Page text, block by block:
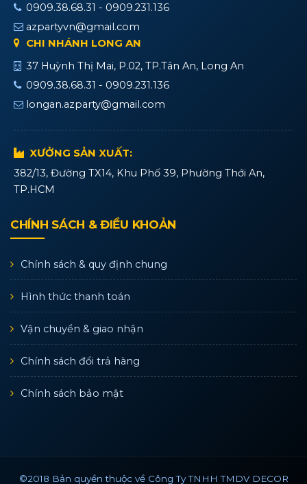
0909.38.68.31 - 0909.231.136
azpartyvn@gmail.com
CHI NHÁNH LONG AN
37 Huỳnh Thị Mai, P.02, TP.Tân An, Long An
0909.38.68.31 - 0909.231.136
longan.azparty@gmail.com
XƯỞNG SẢN XUẤT:
382/13, Đường TX14, Khu Phố 39, Phường Thới An,
TP.HCM
CHÍNH SÁCH & ĐIỀU KHOẢN
Chính sách & quy định chung
Hình thức thanh toán
Vận chuyển & giao nhận
Chính sách đổi trả hàng
Chính sách bảo mật
©2018 Bản quyền thuộc về Công Ty TNHH TMDV DECOR